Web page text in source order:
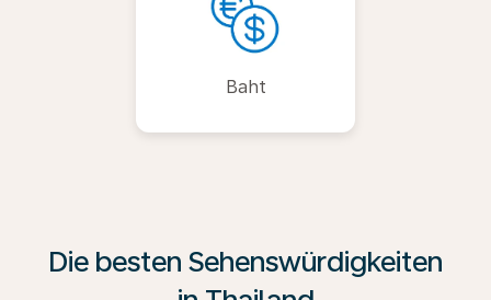
Baht
Die besten Sehenswürdigkeiten